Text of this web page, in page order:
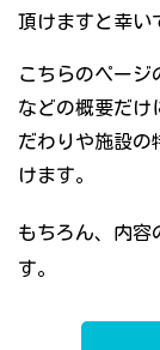
頂けますと幸い
こちらのページ
などの概要だけ
だわりや施設の
けます。
もちろん、内容
す。